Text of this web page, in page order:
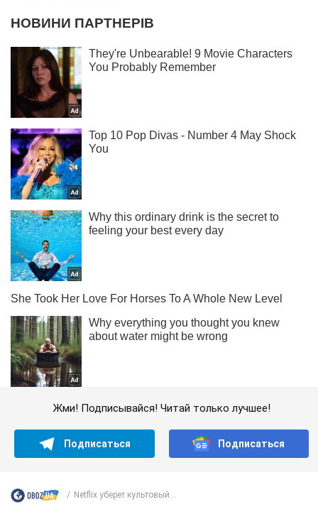
Жми! Подписывайся! Читай только лучшее!
Подписаться Подписаться
Netflix уберет культовый...